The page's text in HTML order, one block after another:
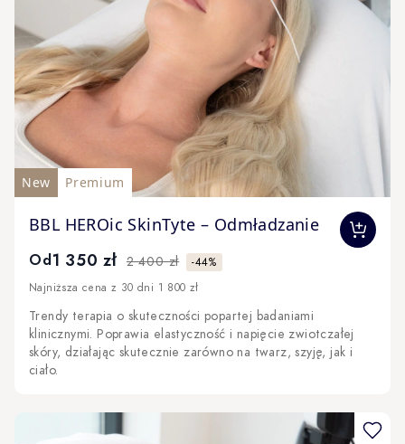
New Premium
BBL HEROic SkinTyte – Odmładzanie
The price depends on the options chosen on the
Od1 350 zł 2 400 zł
-44%
Najniższa cena z 30 dni 1 800 zł
Trendy terapia o skuteczności popartej badaniami
klinicznymi. Poprawia elastyczność i napięcie zwiotczałej
skóry, działając skutecznie zarówno na twarz, szyję, jak i
ciało.